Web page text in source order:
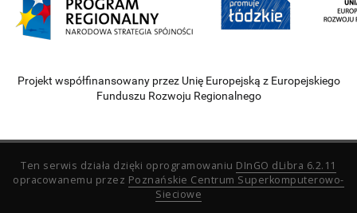
Projekt współfinansowany przez Unię Europejską z Europejskiego
Funduszu Rozwoju Regionalnego
Ten serwis działa dzięki oprogramowaniu DInGO dLibra 6.2.11
opracowanemu przez Poznańskie Centrum Superkomputerowo-
Sieciowe